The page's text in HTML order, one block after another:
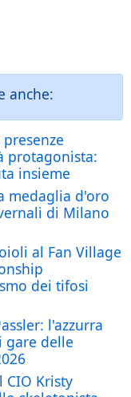
anche:
protagonista:
insieme
medaglia d'oro
di Milano
al Fan Village
dei tifosi
l'azzurra
gare delle
CIO Kristy